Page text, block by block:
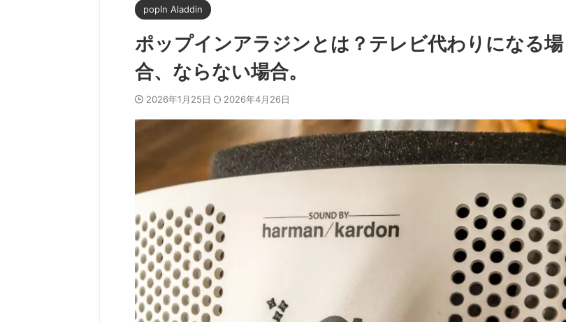
popIn Aladdin
ポップインアラジンとは？テレビ代わりになる場
合、ならない場合。
2026年1月25日 2026年4月26日